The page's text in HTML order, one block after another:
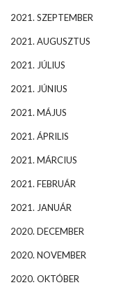
2021. SZEPTEMBER
2021. AUGUSZTUS
2021. JÚLIUS
2021. JÚNIUS
2021. MÁJUS
2021. ÁPRILIS
2021. MÁRCIUS
2021. FEBRUÁR
2021. JANUÁR
2020. DECEMBER
2020. NOVEMBER
2020. OKTÓBER